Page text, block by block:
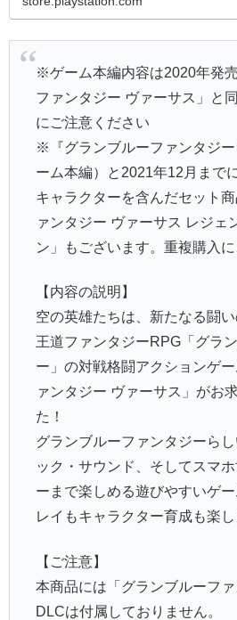
対戦がご利用可能です。
※ゲーム本編内容は2020年発
ファンタジー ヴァーサス」と
にご注意ください
※『グランブルーファンタジ
ーム本編）と2021年12月まで
キャラクターを含んだセット
ァンタジー ヴァーサス レジェ
ン」もございます。重複購入
【内容の説明】
空の英雄たちは、新たなる闘い
王道ファンタジーRPG「グラ
ー」の対戦格闘アクションゲ
ァンタジー ヴァーサス」がお
た！
グランブルーファンタジーら
ック・サウンド、そしてスマ
ーまで楽しめる遊びやすいゲ
レイもキャラクター育成も楽し
【ご注意】
本商品には「グランブルーフ
DLCは付属しておりません。